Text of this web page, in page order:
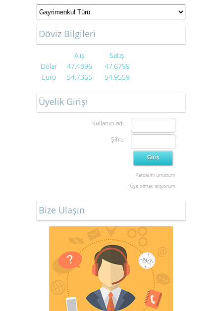
Döviz Bilgileri
Alış
Satış
Dolar
47.4896
47.6799
Euro
54.7365 54.9559
Üyelik Girişi
Kullanıcı adı
Şifre
Parolamı unuttum
Üye olmak istiyorum
Bize Ulaşın